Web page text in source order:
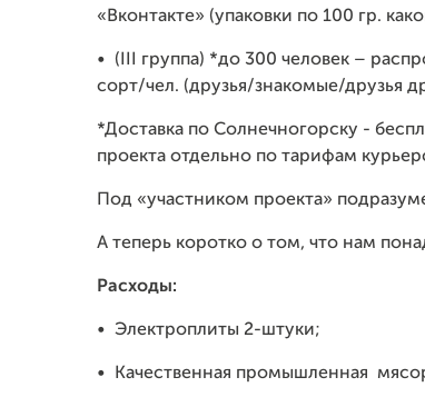
«Вконтакте» (упаковки по 100 гр.
• (III группа) *до 300 человек –
сорт/чел. (друзья/знакомые/друзья
*Доставка по Солнечногорску -
проекта отдельно по тарифам
Под «участником проекта»
А теперь коротко о том, что нам
Расходы:
• Электроплиты 2-штуки;
• Качественная промышленная